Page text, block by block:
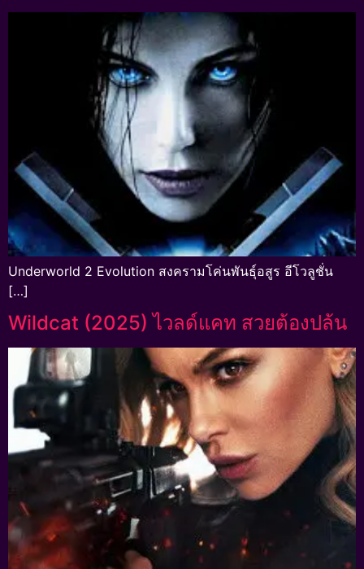
Underworld 2 Evolution สงครามโค่นพันธุ์อสูร อีโวลูชั่น
[…]
Wildcat (2025) ไวลด์แคท สวยต้องปล้น